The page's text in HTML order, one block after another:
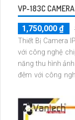
VP-183C
1,750,000 ₫
Thiết Bị Camera
với công nghệ chip
năng thu hình
đêm với công nghệ
các chi tiết tinh vi